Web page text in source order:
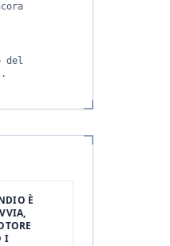
del
È
I